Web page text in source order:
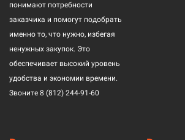
понимают потребности
заказчика и помогут подобрать
именно то, что нужно, избегая
ненужных закупок. Это
обеспечивает высокий уровень
удобства и экономии времени.
Звоните 8 (812) 244-91-60